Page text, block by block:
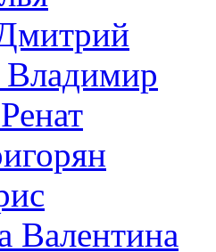
Владимир
Валентина